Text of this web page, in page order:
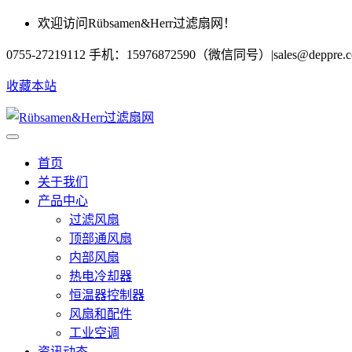
欢迎访问Rübsamen&Herr过滤扇网！
0755-27219112 手机：15976872590（微信同号） |
收藏本站
首页
关于我们
产品中心
过滤风扇
顶部通风扇
内部风扇
热电冷却器
恒温器控制器
风扇和配件
工业空调